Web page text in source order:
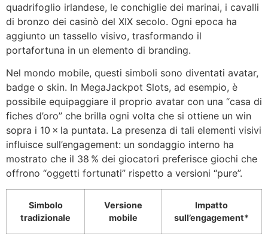
quadrifoglio irlandese, le conchiglie dei marinai, i cavalli
di bronzo dei casinò del XIX secolo. Ogni epoca ha
aggiunto un tassello visivo, trasformando il
portafortuna in un elemento di branding.
Nel mondo mobile, questi simboli sono diventati avatar,
badge o skin. In MegaJackpot Slots, ad esempio, è
possibile equipaggiare il proprio avatar con una “casa di
fiches d’oro” che brilla ogni volta che si ottiene un win
sopra i 10 × la puntata. La presenza di tali elementi visivi
influisce sull’engagement: un sondaggio interno ha
mostrato che il 38 % dei giocatori preferisce giochi che
offrono “oggetti fortunati” rispetto a versioni “pure”.
Simbolo
tradizionale
Versione
mobile
Impatto
sull’engagement*